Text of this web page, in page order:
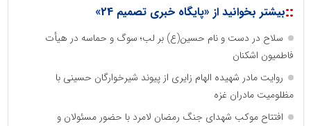
::بیشتر بخوانید از «پایگاه خبری تصمیم 24»
سلاح در دست و نام حسین(ع) بر لب؛ سوگ و حماسه در هیأت
فاطمیون اشکنان
روایت مادر شهیده الهام زایری از پیوند شیرخوارگان حسینی با
مظلومیت مادران غزه
افتتاح موکب شهدای جنگ رمضان لامرد با حضور مسئولان و